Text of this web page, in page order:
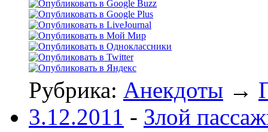
Рубрика: Анекдоты →
3.12.2011 - Злой